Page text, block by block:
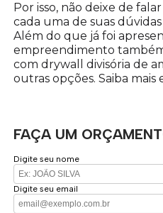
Por isso, não deixe de
cada uma de suas
Além do que já foi
empreendimento
com drywall divisória de
outras opções. Saiba
FAÇA UM
Digite seu nome
Digite seu email